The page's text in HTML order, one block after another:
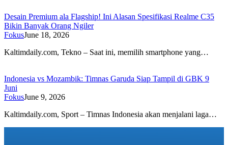
Desain Premium ala Flagship! Ini Alasan Spesifikasi Realme C35
Bikin Banyak Orang Ngiler
FokusJune 18, 2026
Kaltimdaily.com, Tekno – Saat ini, memilih smartphone yang…
Indonesia vs Mozambik: Timnas Garuda Siap Tampil di GBK 9
Juni
FokusJune 9, 2026
Kaltimdaily.com, Sport – Timnas Indonesia akan menjalani laga…